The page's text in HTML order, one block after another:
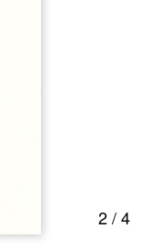
2 /4